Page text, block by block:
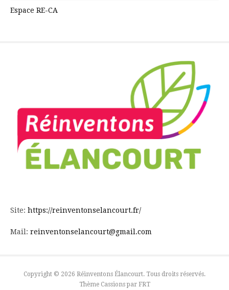
Espace RE-CA
Site: https://reinventonselancourt.fr/
Mail: reinventonselancourt@gmail.com
Copyright © 2026 Réinventons Élancourt. Tous droits réservés.
Thème Cassions par FRT